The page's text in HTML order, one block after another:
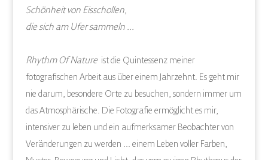
Schönheit von Eisschollen,
die sich am Ufer sammeln …
Rhythm Of Nature ist die Quintessenz meiner
fotografischen Arbeit aus über einem Jahrzehnt. Es geht mir
nie darum, besondere Orte zu besuchen, sondern immer um
das Atmosphärische. Die Fotografie ermöglicht es mir,
intensiver zu leben und ein aufmerksamer Beobachter von
Veränderungen zu werden … einem Leben voller Farben,